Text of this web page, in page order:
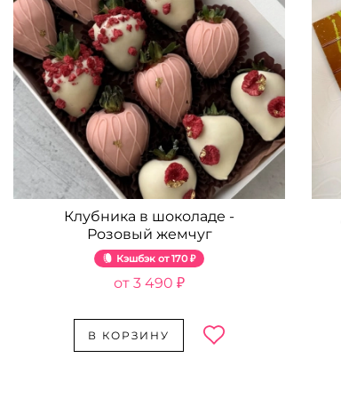
Клубника в шоколаде -
Розовый жемчуг
Кэшбэк 170 ₽
3 490 ₽
В КОРЗИНУ